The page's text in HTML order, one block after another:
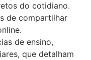
do cotidiano.
de compartilhar
de ensino,
que detalham